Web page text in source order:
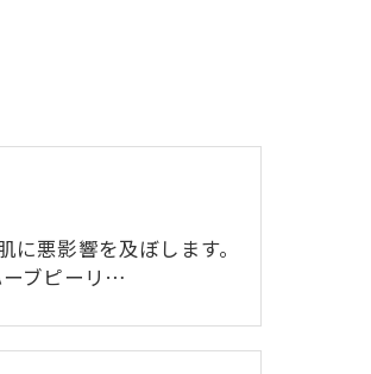
悪影響を及ぼします。
ーブピーリ…